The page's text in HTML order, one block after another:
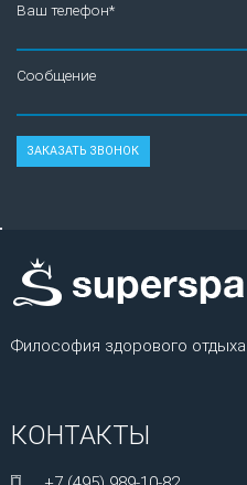
Ваш телефон*
Сообщение
Философия здорового отдыха.
КОНТАКТЫ